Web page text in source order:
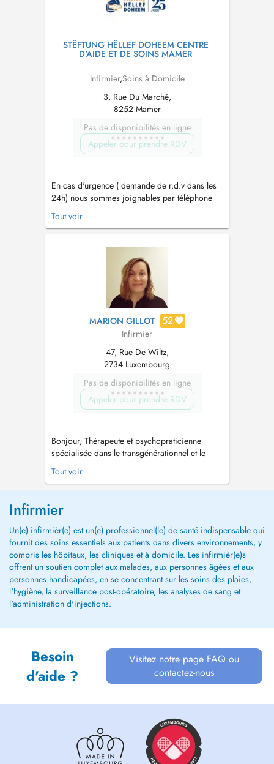
STËFTUNG HËLLEF DOHEEM CENTRE
D'AIDE ET DE SOINS MAMER
Infirmier,Soins à Domicile
3, Rue Du Marché,
8252 Mamer
Pas de disponibilités en ligne
Appeler pour prendre RDV
En cas d'urgence ( demande de r.d.v dans les
24h) nous sommes joignables par téléphone
24h/24 et 7j/7 au 40 20 80 41 00. - Depuis
1999 le plus grand réseau d'aide et de soins à
joignable par téléphone 24h/24h au 40 20 80
41 00 - Un service garanti 7 jours su...
Tout voir
MARION GILLOT 52
Infirmier
47, Rue De Wiltz,
2734 Luxembourg
Pas de disponibilités en ligne
Appeler pour prendre RDV
Bonjour, Thérapeute et psychopraticienne
spécialisée dans le transgénérationnel et le
psychotrauma chez l'adulte en présentiel et en
visio, je vous accompagne face à toute
(notamment ORL/digestif/cutané), psychiqu...
Tout voir
Infirmier
Un(e) infirmièr(e) est un(e) professionnel(le) de santé indispensable qui
fournit des soins essentiels aux patients dans divers environnements, y
compris les hôpitaux, les cliniques et à domicile. Les infirmièr(e)s
offrent un soutien complet aux malades, aux personnes âgées et aux
personnes handicapées, en se concentrant sur les soins des plaies,
l'hygiène, la surveillance post-opératoire, les analyses de sang et
l'administration d'injections.
Besoin
d'aide ?
Visitez notre page FAQ ou
contactez-nous